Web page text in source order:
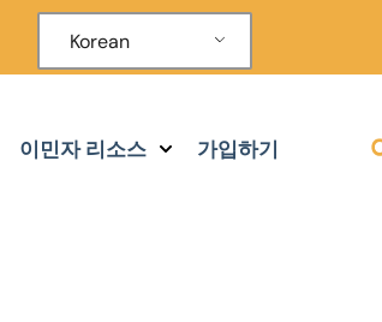
Korean
이민자 리소스 가입하기